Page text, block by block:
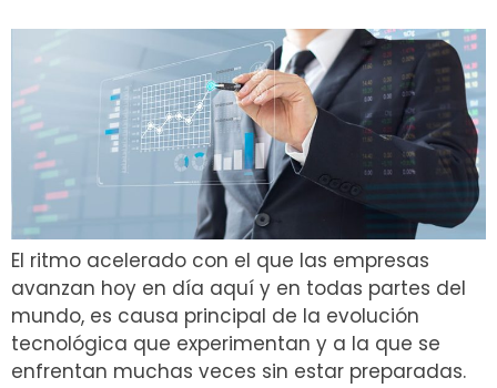
El ritmo acelerado con el que las empresas
avanzan hoy en día aquí y en todas partes del
mundo, es causa principal de la evolución
tecnológica que experimentan y a la que se
enfrentan muchas veces sin estar preparadas.